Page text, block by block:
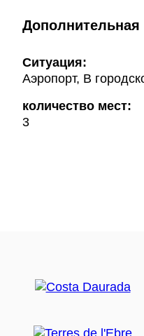
Ситуация:
Аэропорт, В
количество мест:
3